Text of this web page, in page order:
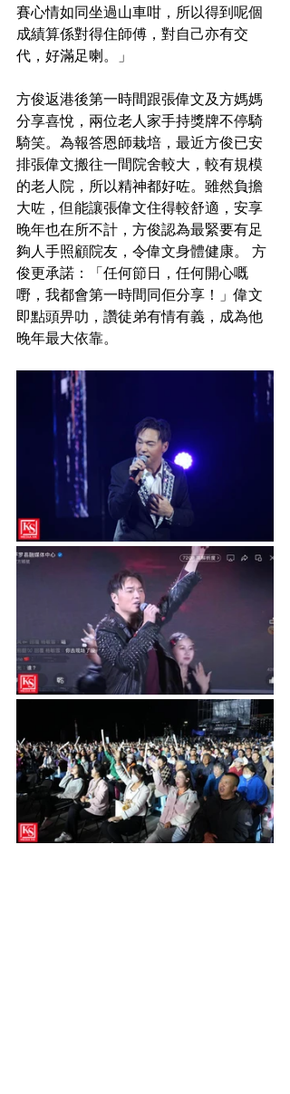
賽心情如同坐過山車咁，所以得到呢個
成績算係對得住師傅，對自己亦有交
代，好滿足喇。」
方俊返港後第一時間跟張偉文及方媽媽
分享喜悅，兩位老人家手持獎牌不停騎
騎笑。為報答恩師栽培，最近方俊已安
排張偉文搬往一間院舍較大，較有規模
的老人院，所以精神都好咗。雖然負擔
大咗，但能讓張偉文住得較舒適，安享
晚年也在所不計，方俊認為最緊要有足
夠人手照顧院友，令偉文身體健康。 方
俊更承諾：「任何節日，任何開心嘅
嘢，我都會第一時間同佢分享！」偉文
即點頭畀叻，讚徒弟有情有義，成為他
晚年最大依靠。